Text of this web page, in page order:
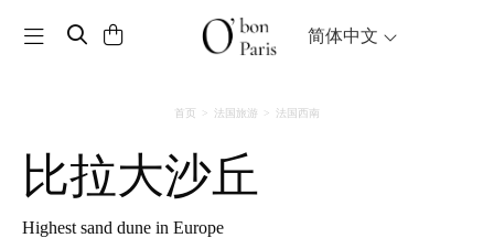
Toggle navigation 简体中文
首页 法国旅游 法国西南
比拉大沙丘
highest sand dune in Europe